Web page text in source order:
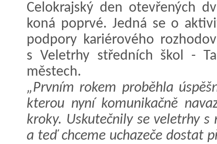
Celokrajský den otevřených
koná poprvé. Jedná se o
podpory kariérového
s Veletrhy středních škol -
městech.
„Prvním rokem proběhla
kterou nyní komunikačně
kroky. Uskutečnily se veletrhy
a teď chceme uchazeče dostat